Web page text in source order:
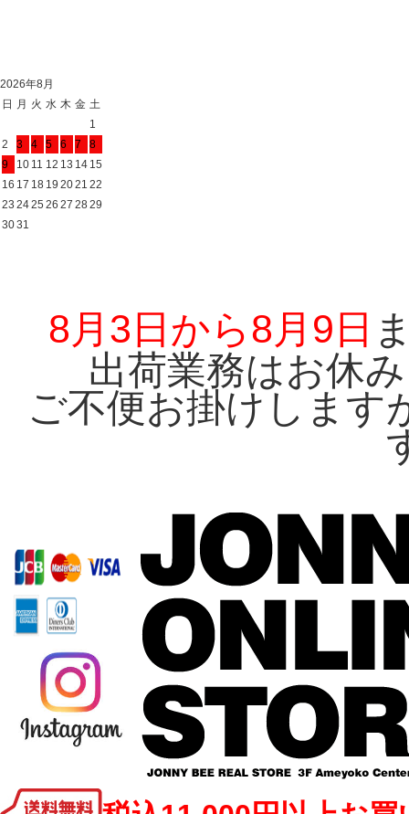
2026年8月
日
月 火 水 木 金 土
1
2
3 4 5 6 7
8
9
10 11 12 13 14 15
16 17 18 19 2021 22
23 2425 26 27 2829
3031
8月3日から8月9日
出荷業務はお休
ご不便お掛けします